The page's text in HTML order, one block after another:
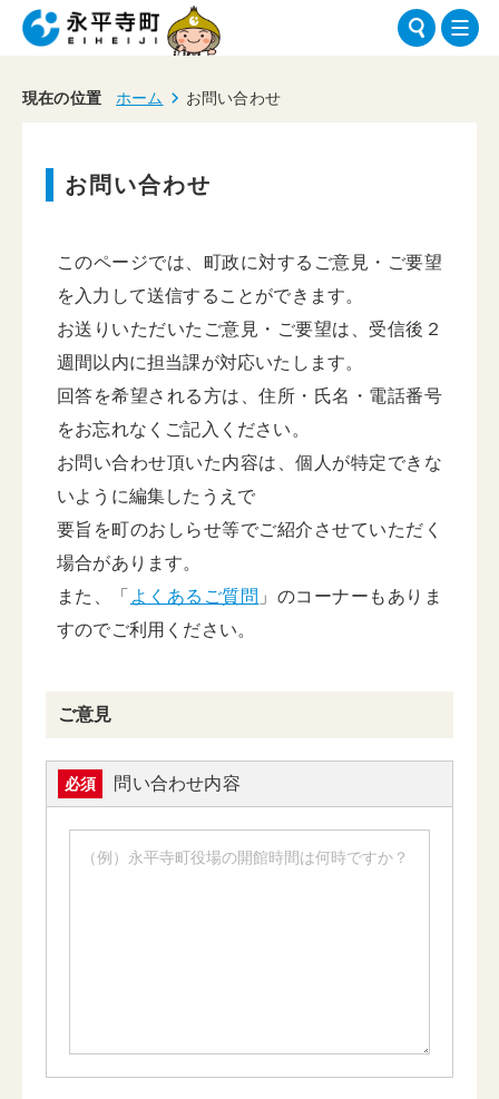
現在の位置 ホーム お問い合わせ
お問い合わせ
このページでは、町政に対するご意見・ご要望
を入力して送信することができます。
お送りいただいたご意見・ご要望は、受信後２
週間以内に担当課が対応いたします。
回答を希望される方は、住所・氏名・電話番号
をお忘れなくご記入ください。
お問い合わせ頂いた内容は、個人が特定できな
いように編集したうえで
要旨を町のおしらせ等でご紹介させていただく
場合があります。
また、「 よくあるご質問 」のコーナーもありま
すのでご利用ください。
ご意見
必須 問い合わせ内容